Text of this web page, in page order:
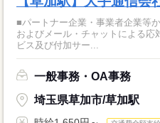
■パートナー企業・事業者企業等か
およびメール・チャットによる応
ビス及び付加サー...
一般事務・OA事務
埼玉県草加市/草加駅